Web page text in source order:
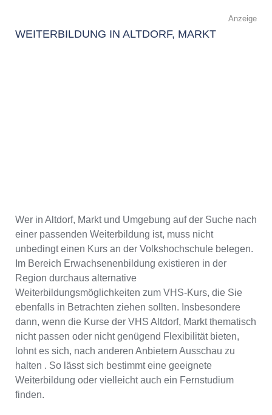
Anzeige
WEITERBILDUNG IN ALTDORF, MARKT
Wer in Altdorf, Markt und Umgebung auf der Suche nach
einer passenden Weiterbildung ist, muss nicht
unbedingt einen Kurs an der Volkshochschule belegen.
Im Bereich Erwachsenenbildung existieren in der
Region durchaus alternative
Weiterbildungsmöglichkeiten zum VHS-Kurs, die Sie
ebenfalls in Betrachten ziehen sollten. Insbesondere
dann, wenn die Kurse der VHS Altdorf, Markt thematisch
nicht passen oder nicht genügend Flexibilität bieten,
lohnt es sich, nach anderen Anbietern Ausschau zu
halten . So lässt sich bestimmt eine geeignete
Weiterbildung oder vielleicht auch ein Fernstudium
finden.